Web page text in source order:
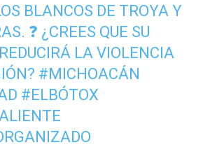
BLANCOS DE TROYA Y
❓ ¿CREES QUE SU
LA VIOLENCIA
#MICHOACÁN
#ELBÓTOX